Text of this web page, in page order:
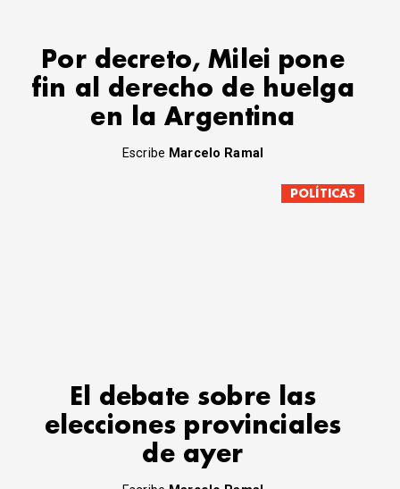
Por decreto, Milei pone
fin al derecho de huelga
en la Argentina
Escribe Marcelo Ramal
POLÍTICAS
El debate sobre las
elecciones provinciales
de ayer